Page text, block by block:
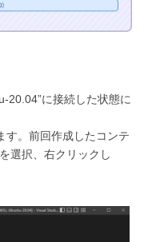
20.04”に接続した状態に
す。前回作成したコンテ
選択、右クリックし